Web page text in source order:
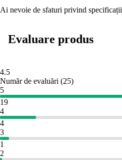
Ai nevoie de sfaturi privind
Evaluare produs
4.5
Număr de evaluări (25)
5
19
4
4
3
1
2